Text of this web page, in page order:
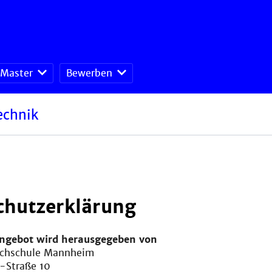
Master Bewerben
wird herausgegeben von
Mannheim
10